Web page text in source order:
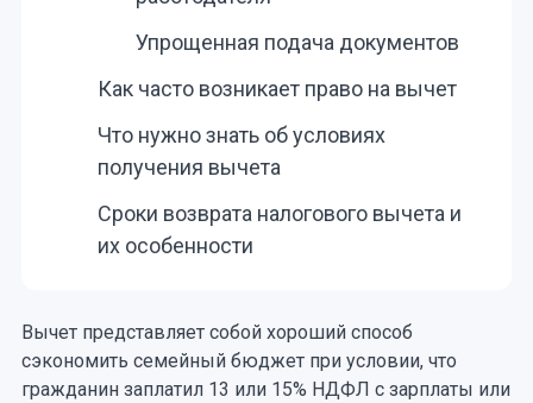
Упрощенная подача документов
Как часто возникает право на вычет
Что нужно знать об условиях
получения вычета
Сроки возврата налогового вычета и
их особенности
Вычет представляет собой хороший способ
сэкономить семейный бюджет при условии, что
гражданин заплатил 13 или 15% НДФЛ с зарплаты или